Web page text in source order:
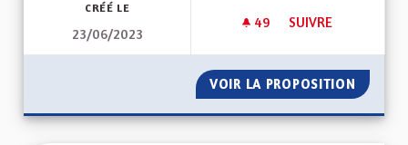
CRÉÉ LE
23/06/2023
49 49 ABONNÉS
SUIVRE
VOIR LA PROPOSITION